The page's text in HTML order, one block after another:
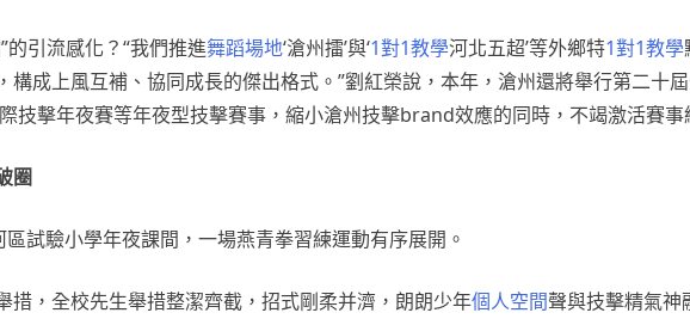
引流感化？“我們推進舞蹈場地‘滄州擂’與‘1對1教學河北五超’等外鄉特1對1教學
構成上風互補、協同成長的傑出格式。”劉紅榮說，本年，滄州還將舉行第二十
技擊年夜賽等年夜型技擊賽事，縮小滄州技擊brand效應的同時，不竭激活賽事
圈
試驗小學年夜課間，一場燕青拳習練運動有序展開。
措，全校先生舉措整潔齊截，招式剛柔并濟，朗朗少年個人空間聲與技擊精氣神